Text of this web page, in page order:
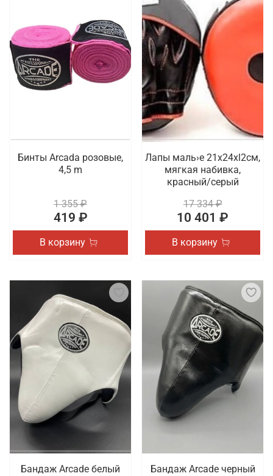
Бинты Arcada розовые,
4,5 m
1 355 ₽
419 ₽
В корзину
Лапы маль›е 21x24xl2cм,
мягкая набивка,
красный/серый
17 334 ₽
10 401 ₽
В корзину
Бандаж Arcade белый Бандаж Arcade черный